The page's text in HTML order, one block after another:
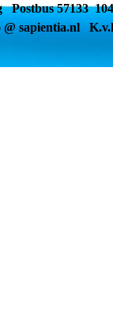
Postbus 57133
sapientia.nl